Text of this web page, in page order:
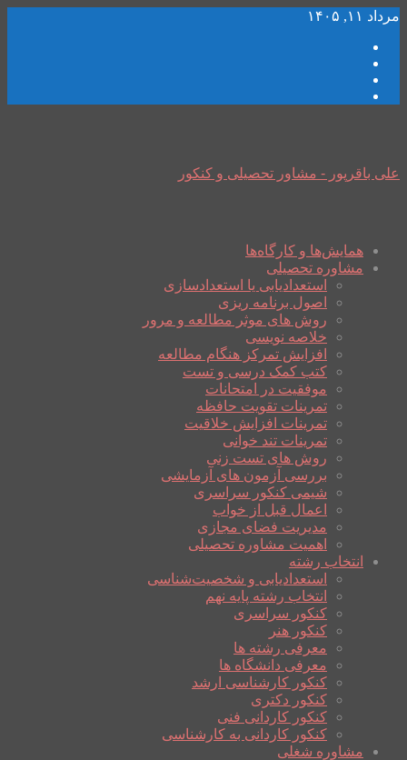
مرداد ۱۱, ۱۴۰۵
علی باقرپور - مشاور تحصیلی و کنکور
همایش‌ها و کارگاه‌ها
مشاوره تحصیلی
استعدادیابی یا استعدادسازی
اصول برنامه ریزی
روش های موثر مطالعه و مرور
خلاصه نویسی
افزایش تمرکز هنگام مطالعه
کتب کمک درسی و تست
موفقیت در امتحانات
تمرینات تقویت حافظه
تمرینات افزایش خلاقیت
تمرینات تند خوانی
روش های تست زنی
بررسی آزمون های آزمایشی
شیمی کنکور سراسری
اعمال قبل از خواب
مدیریت فضای مجازی
اهمیت مشاوره تحصیلی
انتخاب رشته
استعدادیابی و شخصیت‌شناسی
انتخاب رشته پایه نهم
کنکور سراسری
کنکور هنر
معرفی رشته ها
معرفی دانشگاه ها
کنکور کارشناسی ارشد
کنکور دکتری
کنکور کاردانی فنی
کنکور کاردانی به کارشناسی
مشاوره شغلی